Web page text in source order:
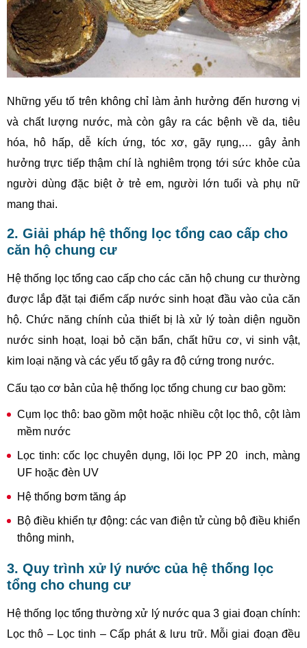
Những yếu tố trên không chỉ làm ảnh hưởng đến hương vị
và chất lượng nước, mà còn gây ra các bệnh về da, tiêu
hóa, hô hấp, dễ kích ứng, tóc xơ, gãy rụng,… gây ảnh
hưởng trực tiếp thậm chí là nghiêm trọng tới sức khỏe của
người dùng đặc biệt ở trẻ em, người lớn tuổi và phụ nữ
mang thai.
2. Giải pháp hệ thống lọc tổng cao cấp cho
căn hộ chung cư
Hệ thống lọc tổng cao cấp cho các căn hộ chung cư thường
được lắp đặt tại điểm cấp nước sinh hoạt đầu vào của căn
hộ. Chức năng chính của thiết bị là xử lý toàn diện nguồn
nước sinh hoạt, loại bỏ cặn bẩn, chất hữu cơ, vi sinh vật,
kim loại nặng và các yếu tố gây ra độ cứng trong nước.
Cấu tạo cơ bản của hệ thống lọc tổng chung cư bao gồm:
Cụm lọc thô: bao gồm một hoặc nhiều cột lọc thô, cột làm
mềm nước
Lọc tinh: cốc lọc chuyên dụng, lõi lọc PP 20 inch, màng
UF hoặc đèn UV
Hệ thống bơm tăng áp
Bộ điều khiển tự động: các van điện tử cùng bộ điều khiển
thông minh,
3. Quy trình xử lý nước của hệ thống lọc
tổng cho chung cư
Hệ thống lọc tổng thường xử lý nước qua 3 giai đoạn chính:
Lọc thô – Lọc tinh – Cấp phát & lưu trữ. Mỗi giai đoạn đều